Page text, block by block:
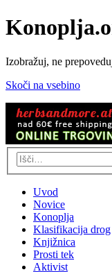
Izobražuj, ne
Skoči na vsebino
Uvod
Novice
Konoplja
Klasifikacija drog
Knjižnica
Prosti tek
Aktivist